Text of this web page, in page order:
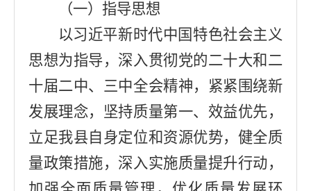
（一）指导思想
以习近平新时代中国特色社会主义
思想为指导，深入贯彻党的二十大和二
十届二中、三中全会精神， 紧紧围绕新
发展理念，坚持质量第一、效益优先，
立足我县自身定位和资源优势， 健全质
量政策措施，深入实施质量提升行动，